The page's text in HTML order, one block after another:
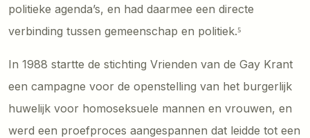
politieke agenda’s, en had daarmee een directe
verbinding tussen gemeenschap en politiek.⁵
In 1988 startte de stichting Vrienden van de Gay Krant
een campagne voor de openstelling van het burgerlijk
huwelijk voor homoseksuele mannen en vrouwen, en
werd een proefproces aangespannen dat leidde tot een